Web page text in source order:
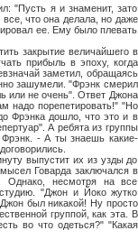
я и знаменит, зато
что она делала, но даже
ее. Ему было плевать
закрытие величайшего в
прибыль в эпоху, когда
заметил, обращаясь
зашумели. "Фрэнк смерил
или не очень". Ответ Джона
надо порепетировать!" "Но
Фрэнка дошло, что это и в
А ребята из группы
- А ты знаешь какие-
выпустит их из узды до
Говарда заключался в
Однако, несмотря на все
"Джон и Йоко жутко
был никакой! Ну просто
группой, как эта. В
во что одеться?" "Какая